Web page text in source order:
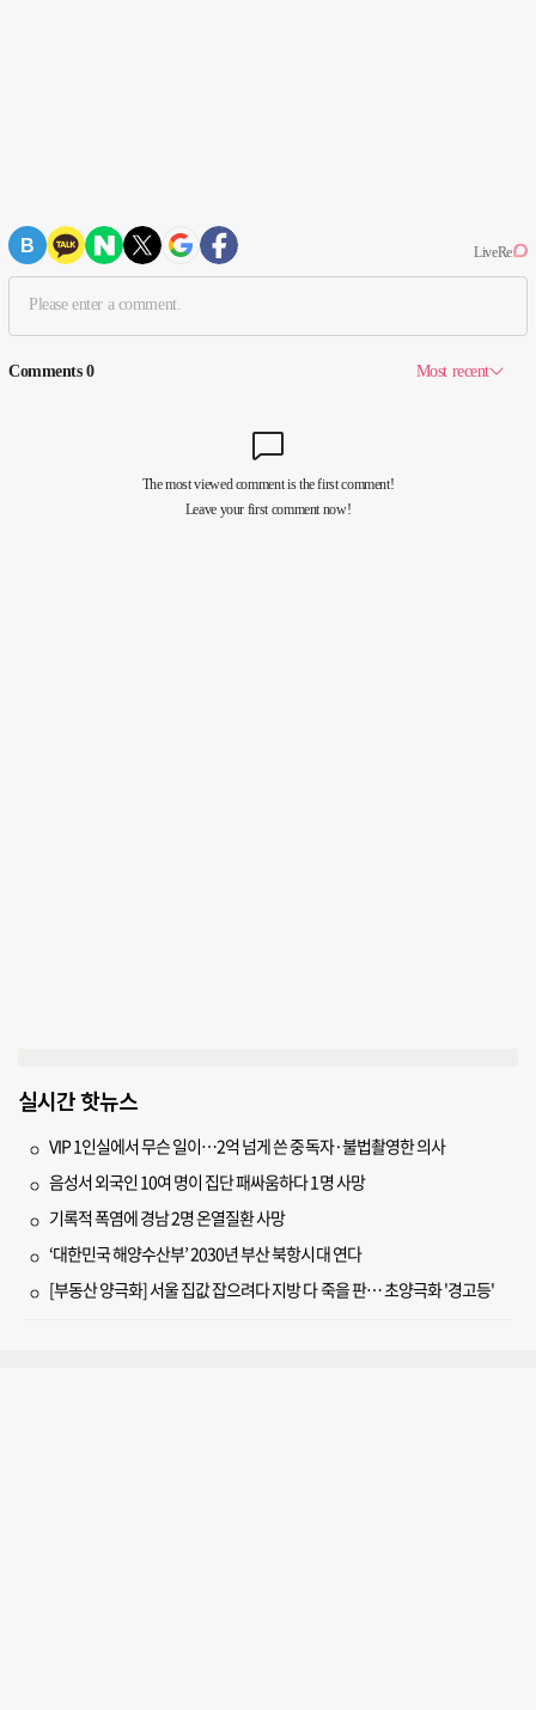
실시간 핫뉴스
VIP 1인실에서 무슨 일이…2억 넘게 쓴 중독자·불법촬영한 의사
음성서 외국인 10여 명이 집단 패싸움하다 1명 사망
기록적 폭염에 경남 2명 온열질환 사망
‘대한민국 해양수산부’ 2030년 부산 북항시대 연다
[부동산 양극화] 서울 집값 잡으려다 지방 다 죽을 판… 초양극화 '경고등'